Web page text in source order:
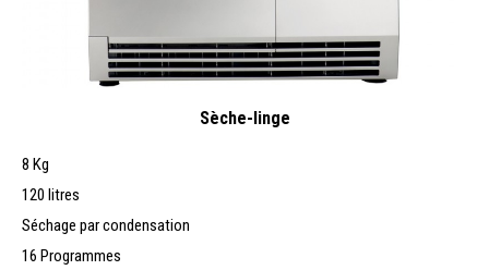
Sèche-linge
8 Kg
120 litres
Séchage par condensation
16 Programmes